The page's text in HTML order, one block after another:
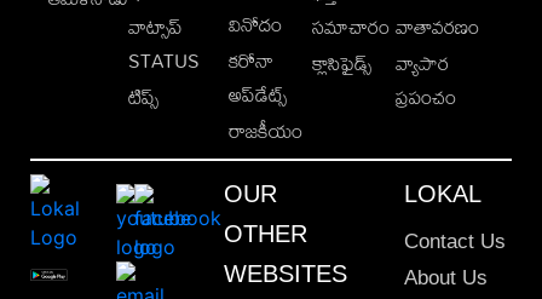
వాట్సాప్
STATUS
టిప్స్
వినోదం
కరోనా
అప్‌డేట్స్
రాజకీయం
సమాచారం
క్లాసిఫైడ్స్
వాతావరణం
వ్యాపార
ప్రపంచం
OUR
OTHER
WEBSITES
LOKAL
Contact Us
About Us